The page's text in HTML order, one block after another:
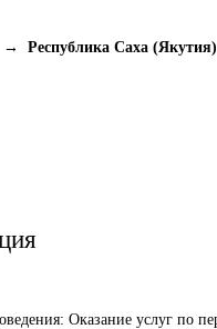
→ Республика Саха (Якутия)